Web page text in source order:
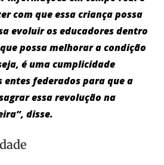
com que essa criança possa
evoluir os educadores dentro
possa melhorar a condição
é uma cumplicidade
federados para que a
essa revolução na
disse.